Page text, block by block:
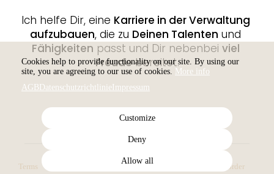
Ich helfe Dir, eine Karriere in der Verwaltung
aufzubauen, die zu Deinen Talenten
Fähigkeiten passt und Dir nebenbei viel
Freude bereitet.
Terms Cancel subscription Cancel order
Cookies help to provide functionality on our site. By using our
site, you are agreeing to our use of cookies. More info
AGB Datenschutzrichtlinie Impressum
Customize
Deny
Allow all